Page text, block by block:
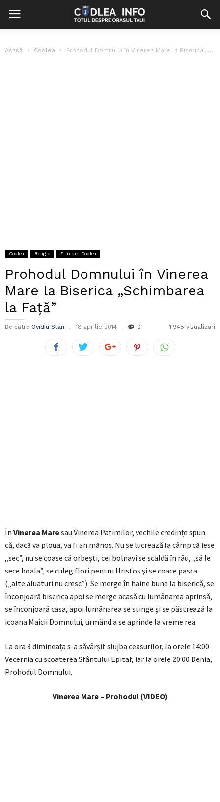
Acasă Codlea Prohodul Domnului în Vinerea Mare la Biserica „Schimbarea la Față”
Codlea Religie Stiri din Codlea
Prohodul Domnului în Vinerea
Mare la Biserica „Schimbarea
la Față”
De către Ovidiu Stan 18 aprilie 2014 0 1.948 vizualizari
În Vinerea Maresau Vinerea Patimilor, vechile credinţe spun
că, dacă va ploua, va fi an mănos. Nu se lucrează la câmp că iese
„sec”, nu se coase că orbeşti, cei bolnavi se scaldă în râu, „să le
sece boala”, se culeg flori pentru Hristos şi se coace pasca
(„alte aluaturi nu cresc”). Se merge în haine bune la biserică, se
înconjoară biserica apoi se merge acasă cu lumânarea aprinsă,
se înconjoară casa, apoi lumânarea se stinge şi se păstrează la
icoana Maicii Domnului, urmând a se aprinde la vreme rea.
La ora 8 dimineața s-a săvârșit slujba ceasurilor, la orele 14:00
Vecernia cu scoaterea Sfântului Epitaf, iar la orele 20:00 Denia,
Prohodul Domnului.
Vinerea Mare – Prohodul (VIDEO)